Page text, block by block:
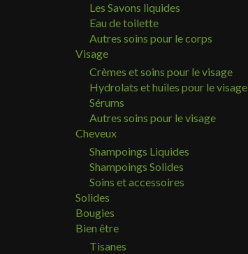
Les Savons liquides
Eau de toilette
Autres soins pour le corps
Visage
Crèmes et soins pour le visage
Hydrolats et huiles pour le visage
Sérums
Autres soins pour le visage
Cheveux
Shampoings Liquides
Shampoings Solides
Soins et accessoires
Solides
Bougies
Bien être
Tisanes